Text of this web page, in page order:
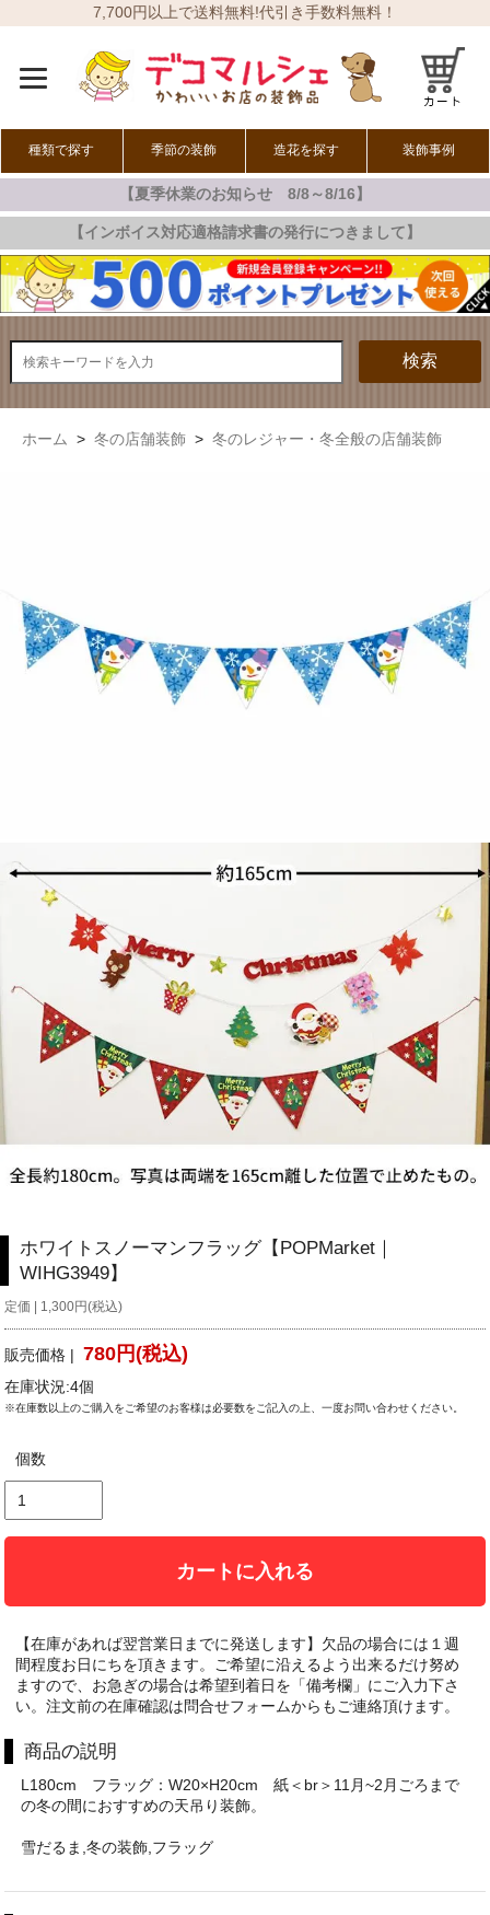
7,700円以上で送料無料!代引き手数料無料！
種類で探す 季節の装飾
春の装飾
夏の装飾
秋の装飾
冬の装飾
オールシーズン
造花を探す 装飾事例
【夏季休業のお知らせ 8/8～8/16】
【インボイス対応適格請求書の発行につきまして】
検索
ホーム > 冬の店舗装飾 > 冬のレジャー・冬全般の店舗装飾
ホワイトスノーマンフラッグ【POPMarket｜
WIHG3949】
定価 | 1,300円(税込)
販売価格 |780円(税込)
在庫状況:4個
※在庫数以上のご購入をご希望のお客様は必要数をご記入の上、一度お問い合わせください。
個数
カートに入れる
【在庫があれば翌営業日までに発送します】欠品の場合には１週
間程度お日にちを頂きます。ご希望に沿えるよう出来るだけ努め
ますので、お急ぎの場合は希望到着日を「備考欄」にご入力下さ
い。注文前の在庫確認は問合せフォームからもご連絡頂けます。
商品の説明
L180cm フラッグ：W20×H20cm 紙＜br＞11月~2月ごろまで
の冬の間におすすめの天吊り装飾。
雪だるま,冬の装飾,フラッグ